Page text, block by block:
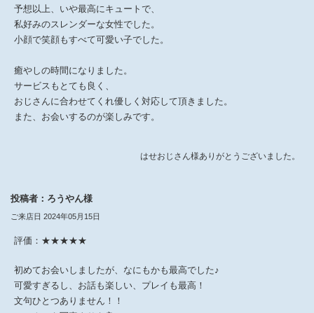
予想以上、いや最高にキュートで、
私好みのスレンダーな女性でした。
小顔で笑顔もすべて可愛い子でした。
癒やしの時間になりました。
サービスもとても良く、
おじさんに合わせてくれ優しく対応して頂きました。
また、お会いするのが楽しみです。
はせおじさん様ありがとうございました。
投稿者：ろうやん様
ご来店日 2024年05月15日
評価：★★★★★
初めてお会いしましたが、なにもかも最高でした♪
可愛すぎるし、お話も楽しい、プレイも最高！
文句ひとつありません！！